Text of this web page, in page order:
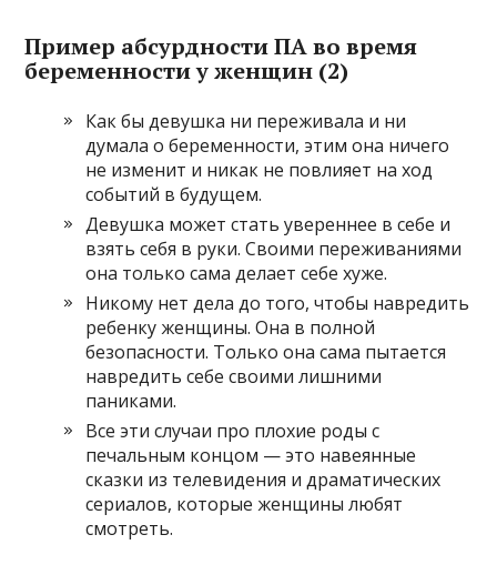
Пример абсурдности ПА во время
беременности у женщин (2)
Как бы девушка ни переживала и ни
думала о беременности, этим она ничего
не изменит и никак не повлияет на ход
событий в будущем.
Девушка может стать увереннее в себе и
взять себя в руки. Своими переживаниями
она только сама делает себе хуже.
Никому нет дела до того, чтобы навредить
ребенку женщины. Она в полной
безопасности. Только она сама пытается
навредить себе своими лишними
паниками.
Все эти случаи про плохие роды с
печальным концом — это навеянные
сказки из телевидения и драматических
сериалов, которые женщины любят
смотреть.